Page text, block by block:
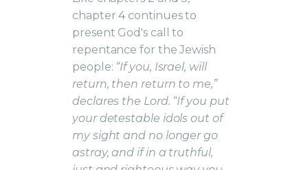
chapter 4 continues to
present God's call to
repentance for the Jewish
people: “If you, Israel, will
return, then return to me,”
declares the Lord. “If you put
your detestable idols out of
my sight and no longer go
astray, and if in a truthful,